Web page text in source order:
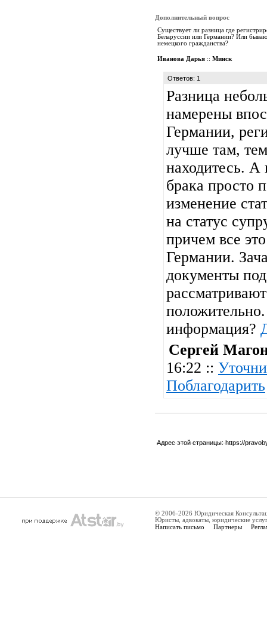
Дополнительный вопрос
Существует ли разница где
Беларуссии или Германии? Или
немецкого гражданства?
Иванова Дарья :: Минск
Ответов: 1
Разница
намерены
Германии,
лучше там,
находитесь. А
брака просто
изменение
на статус
причем все
Германии.
документы
информация?
Сергей
16:22 ::
Поблагодарить
Адрес этой страницы: https://
© 2006-2026 Юридическая
Юристы, адвокаты, юридические
Написать письмо Партнеры